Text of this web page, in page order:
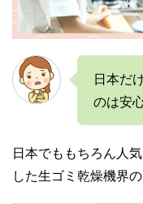
日本だ
のは安心
日本でももちろん人気
した生ゴミ乾燥機界